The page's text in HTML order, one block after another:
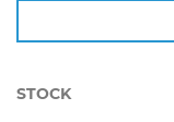
STOCK